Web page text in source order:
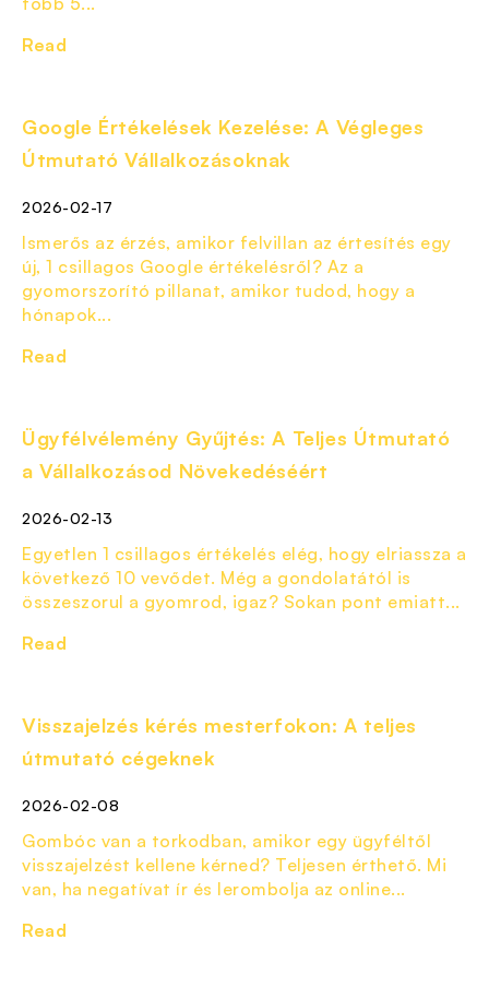
Read
Google Értékelések Kezelése: A Végleges
Útmutató Vállalkozásoknak
2026-02-17
Ismerős az érzés, amikor felvillan az értesítés egy
új, 1 csillagos Google értékelésről? Az a
gyomorszorító pillanat, amikor tudod, hogy a
hónapok...
Read
Ügyfélvélemény Gyűjtés: A Teljes Útmutató
a Vállalkozásod Növekedéséért
2026-02-13
Egyetlen 1 csillagos értékelés elég, hogy elriassza a
következő 10 vevődet. Még a gondolatától is
összeszorul a gyomrod, igaz? Sokan pont emiatt...
Read
Visszajelzés kérés mesterfokon: A teljes
útmutató cégeknek
2026-02-08
Gombóc van a torkodban, amikor egy ügyféltől
visszajelzést kellene kérned? Teljesen érthető. Mi
van, ha negatívat ír és lerombolja az online...
Read